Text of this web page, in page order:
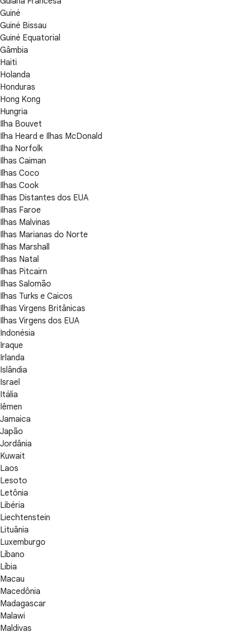
Guiné
Guiné Bissau
Guiné Equatorial
Gâmbia
Haiti
Holanda
Honduras
Hong Kong
Hungria
Ilha Bouvet
Ilha Heard e Ilhas McDonald
Ilha Norfolk
Ilhas Caiman
Ilhas Coco
Ilhas Cook
Ilhas Distantes dos EUA
Ilhas Faroe
Ilhas Malvinas
Ilhas Marianas do Norte
Ilhas Marshall
Ilhas Natal
Ilhas Pitcairn
Ilhas Salomão
Ilhas Turks e Caicos
Ilhas Virgens Britânicas
Ilhas Virgens dos EUA
Indonésia
Iraque
Irlanda
Islândia
Israel
Itália
Iêmen
Jamaica
Japão
Jordânia
Kuwait
Laos
Lesoto
Letônia
Libéria
Liechtenstein
Lituânia
Luxemburgo
Líbano
Líbia
Macau
Macedônia
Madagascar
Malawi
Maldivas